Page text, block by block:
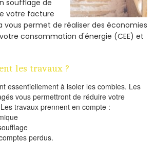
soufflage de
votre facture
vous permet de réaliser des économies
consommation d'énergie (CEE) et
les travaux ?
essentiellement à isoler les combles. Les
vous permettront de réduire votre
travaux prennent en compte :
perdus.